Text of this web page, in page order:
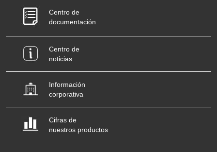
Centro de
documentación
Centro de
noticias
Información
corporativa
Cifras de
nuestros productos